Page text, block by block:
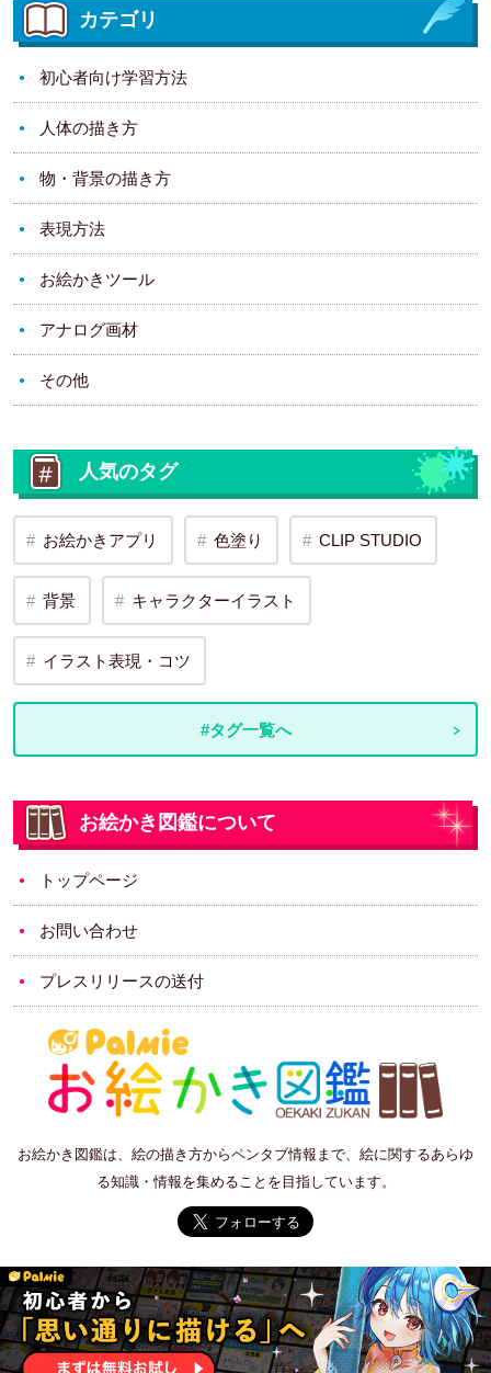
カテゴリ
初心者向け学習方法
人体の描き方
物・背景の描き方
表現方法
お絵かきツール
アナログ画材
その他
人気のタグ
お絵かきアプリ 色塗り CLIP STUDIO
背景 キャラクターイラスト
イラスト表現・コツ
#タグ一覧へ
お絵かき図鑑について
トップページ
お問い合わせ
プレスリリースの送付
お絵かき図鑑は、絵の描き方からペンタブ情報まで、絵に関するあらゆ
る知識・情報を集めることを目指しています。